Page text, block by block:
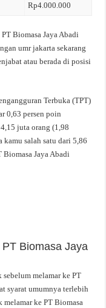
Rp4.000.000
Biomasa Jaya Abadi
umr jakarta sekarang
atau berada di posisi
Terbuka (TPT)
0,63 persen poin
juta orang (1,98
salah satu dari 5,86
Biomasa Jaya Abadi
Biomasa Jaya
melamar ke PT
syarat umumnya terlebih
melamar ke PT Biomasa